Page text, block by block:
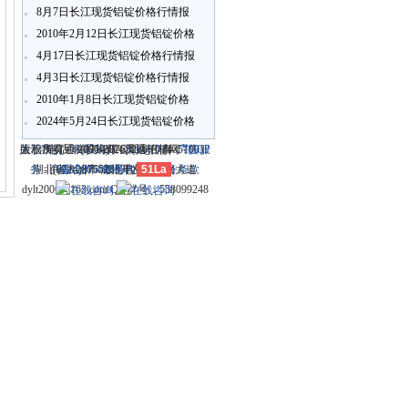
8月7日长江现货铝锭价格行情报
2010年2月12日长江现货铝锭价格
行情报价
4月17日长江现货铝锭价格行情报
4月3日长江现货铝锭价格行情报
2010年1月8日长江现货铝锭价格
行情报价
2024年5月24日长江现货铝锭价格
行情报价
关于我们-联系我们-本站招聘-广告服
务- 商业合作-服务内容-服务条款
电话：(0714)8765286 传真：
(0714)8765285 电子邮件：
dylt2006@163.com QQ群号：558099248
大冶市灵通科技有限公司 @ （435100）
湖北省大冶市城北开发区新冶大道
版权所有 © 2006-2026灵通铝材网鄂ICP
备12005698号-1
51La